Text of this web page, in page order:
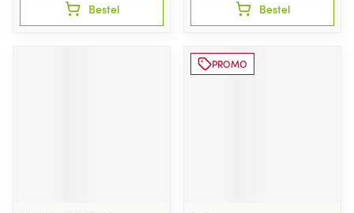
Bestel Bestel
PROMO